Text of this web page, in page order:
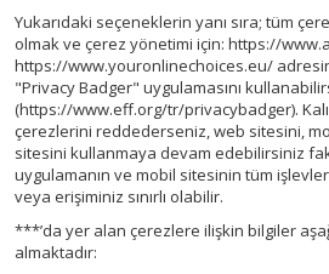
Yukarıdaki seçeneklerin yanı sıra; tüm
olmak ve çerez yönetimi için: https://
https://www.youronlinechoices.eu/
"Privacy Badger" uygulamasını
(https://www.eff.org/tr/privacybadger).
çerezlerini reddederseniz, web sitesini,
sitesini kullanmaya devam edebilirsiniz
uygulamanın ve mobil sitesinin tüm
veya erişiminiz sınırlı olabilir.
***’da yer alan çerezlere ilişkin bilgiler
almaktadır: